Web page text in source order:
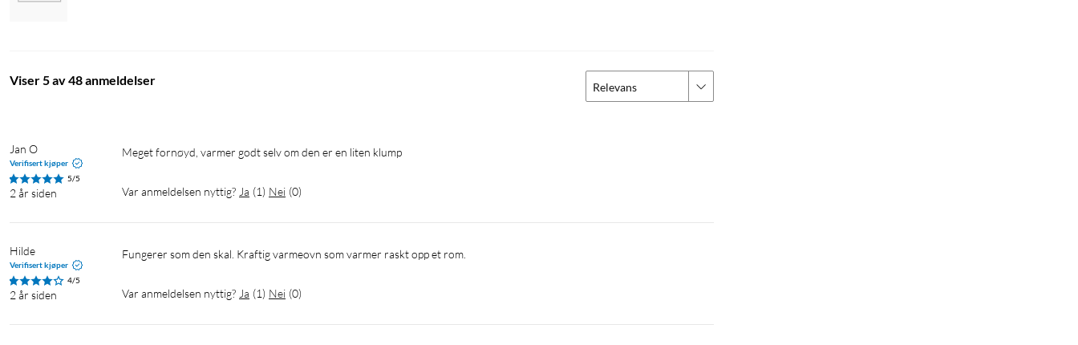
Viser 5 av 48 anmeldelser Relevans
Jan O
Verifisert kjøper
5/5
2 år siden
Meget fornøyd, varmer godt selv om den er en liten klump
Var anmeldelsen nyttig? Ja (1) Nei (0)
Hilde
Verifisert kjøper
4/5
2 år siden
Fungerer som den skal. Kraftig varmeovn som varmer raskt opp et rom.
Var anmeldelsen nyttig? Ja (1) Nei (0)